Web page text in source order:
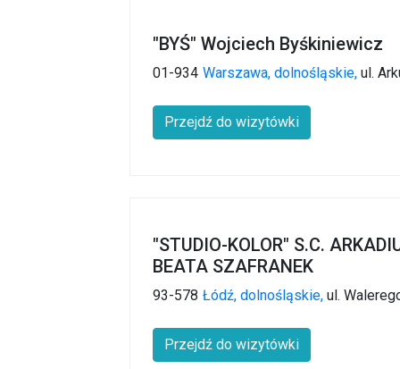
"BYŚ" Wojciech Byśkiniewicz
01-934 Warszawa, dolnośląskie, ul.
Przejdź do wizytówki
"STUDIO-KOLOR" S.C.
BEATA SZAFRANEK
93-578 Łódź, dolnośląskie, ul.
Przejdź do wizytówki